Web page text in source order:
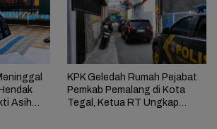
Asih
KPK Geledah Rumah Pejabat
Pemkab Pemalang di Kota
Tegal, Ketua RT Ungkap